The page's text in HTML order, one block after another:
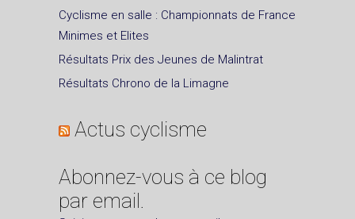
Cyclisme en salle : Championnats de France
Minimes et Elites
Résultats Prix des Jeunes de Malintrat
Résultats Chrono de la Limagne
Actus cyclisme
Abonnez-vous à ce blog
par email.